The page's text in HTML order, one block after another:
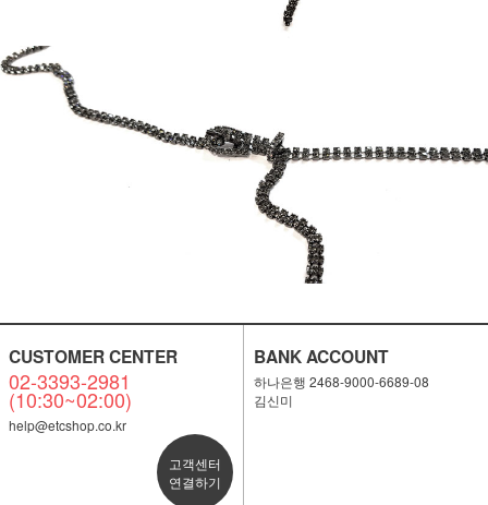
CUSTOMER CENTER
02-3393-2981
(10:30~02:00)
help@etcshop.co.kr
고객센터
연결하기
BANK ACCOUNT
하나은행 2468-9000-6689-08
김신미